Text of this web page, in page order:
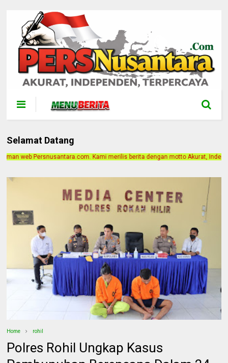
Selamat Datang
Kami merilis berita dengan motto Akurat, Independen, Terpercaya. Alamat
Home rohil
Polres Rohil Ungkap Kasus